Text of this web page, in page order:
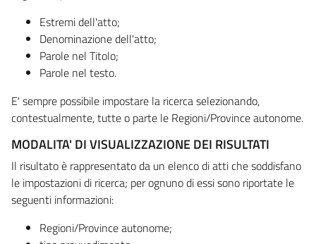
Estremi dell'atto;
Denominazione dell'atto;
Parole nel Titolo;
Parole nel testo.
E' sempre possibile impostare la ricerca selezionando,
contestualmente, tutte o parte le Regioni/Province autonome.
MODALITA' DI VISUALIZZAZIONE DEI RISULTATI
Il risultato è rappresentato da un elenco di atti che soddisfano
le impostazioni di ricerca; per ognuno di essi sono riportate le
seguenti informazioni:
Regioni/Province autonome;